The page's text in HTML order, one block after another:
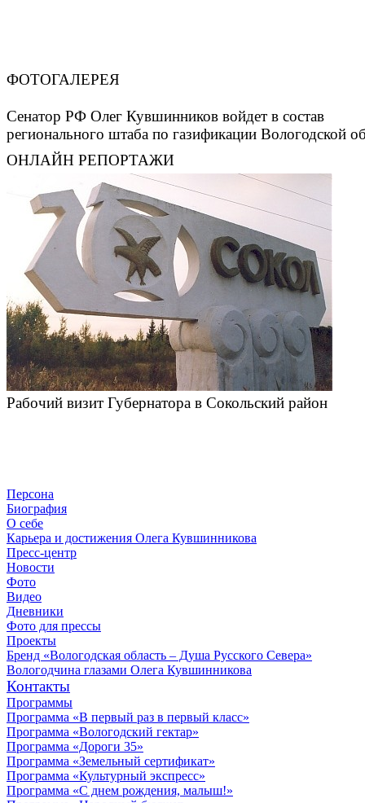
ФОТОГАЛЕРЕЯ
Сенатор РФ Олег Кувшинников войдет в состав
регионального штаба по газификации Вологодской
ОНЛАЙН РЕПОРТАЖИ
Рабочий визит Губернатора в Сокольский район
Персона
Биография
О себе
Карьера и достижения Олега Кувшинникова
Пресс-центр
Новости
Фото
Видео
Дневники
Фото для прессы
Проекты
Бренд «Вологодская область – Душа Русского Севера»
Вологодчина глазами Олега Кувшинникова
Контакты
Программы
Программа «В первый раз в первый класс»
Программа «Вологодский гектар»
Программа «Дороги 35»
Программа «Земельный сертификат»
Программа «Культурный экспресс»
Программа «С днем рождения, малыш!»